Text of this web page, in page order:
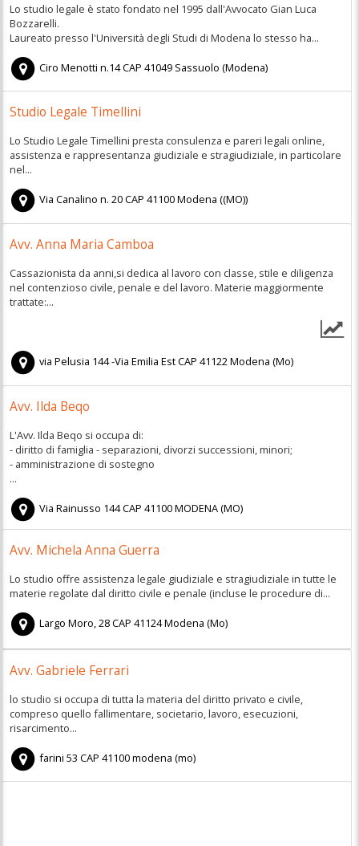
Lo studio legale è stato fondato nel 1995 dall'Avvocato Gian Luca
Bozzarelli.
Laureato presso l'Università degli Studi di Modena lo stesso ha...
Ciro Menotti n.14CAP41049 Sassuolo (Modena)
Studio Legale Timellini
Lo Studio Legale Timellini presta consulenza e pareri legali online,
assistenza e rappresentanza giudiziale e stragiudiziale, in particolare
nel...
Via Canalino n. 20CAP41100Modena ((MO))
Avv. Anna Maria Camboa
Cassazionista da anni,si dedica al lavoro con classe, stile e diligenza
nel contenzioso civile, penale e del lavoro. Materie maggiormente
trattate:...
via Pelusia 144 -Via Emilia EstCAP41122Modena (Mo)
Avv. Ilda Beqo
L'Avv. Ilda Beqo si occupa di:
- diritto di famiglia - separazioni, divorzi successioni, minori;
- amministrazione di sostegno
...
Via Rainusso 144CAP41100MODENA(MO)
Avv. Michela Anna Guerra
Lo studio offre assistenza legale giudiziale e stragiudiziale in tutte le
materie regolate dal diritto civile e penale (incluse le procedure di...
Largo Moro, 28CAP41124Modena (Mo)
Avv. Gabriele Ferrari
lo studio si occupa di tutta la materia del diritto privato e civile,
compreso quello fallimentare, societario, lavoro, esecuzioni,
risarcimento...
farini 53 CAP41100modena (mo)